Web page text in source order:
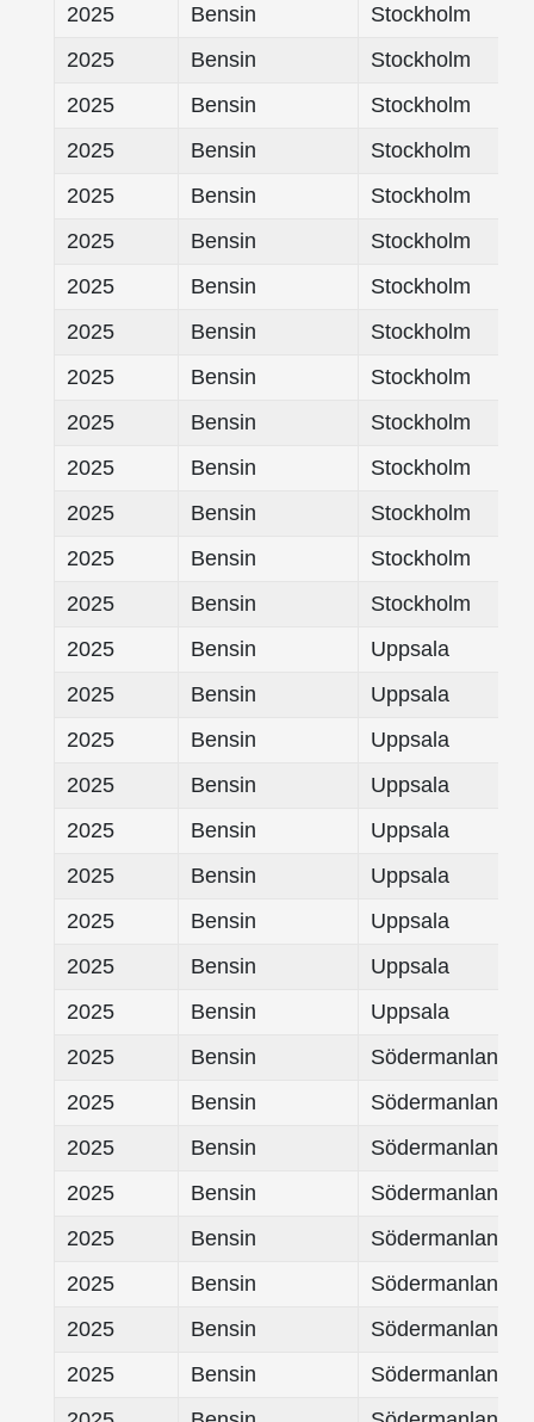
2025 Bensin
Stockholm
2025
Bensin
Stockholm
2025
Bensin
Stockholm
2025
Bensin
Stockholm
2025
Bensin
Stockholm
2025
Bensin
Stockholm
2025
Bensin
Stockholm
2025
Bensin
Stockholm
2025
Bensin
Stockholm
2025
Bensin
Stockholm
2025
Bensin
Stockholm
2025
Bensin
Stockholm
2025
Bensin
Stockholm
2025
Bensin
Stockholm
2025
Bensin
Uppsala
2025
Bensin
Uppsala
2025
Bensin
Uppsala
2025
Bensin
Uppsala
2025
Bensin
Uppsala
2025
Bensin
Uppsala
2025
Bensin
Uppsala
2025
Bensin
Uppsala
2025
Bensin
Uppsala
2025
Bensin
Södermanland
2025
Bensin
Södermanland
2025
Bensin
Södermanland
2025
Bensin
Södermanland
2025
Bensin
Södermanland
2025
Bensin
Södermanland
2025
Bensin
Södermanland
2025
Bensin
Södermanland